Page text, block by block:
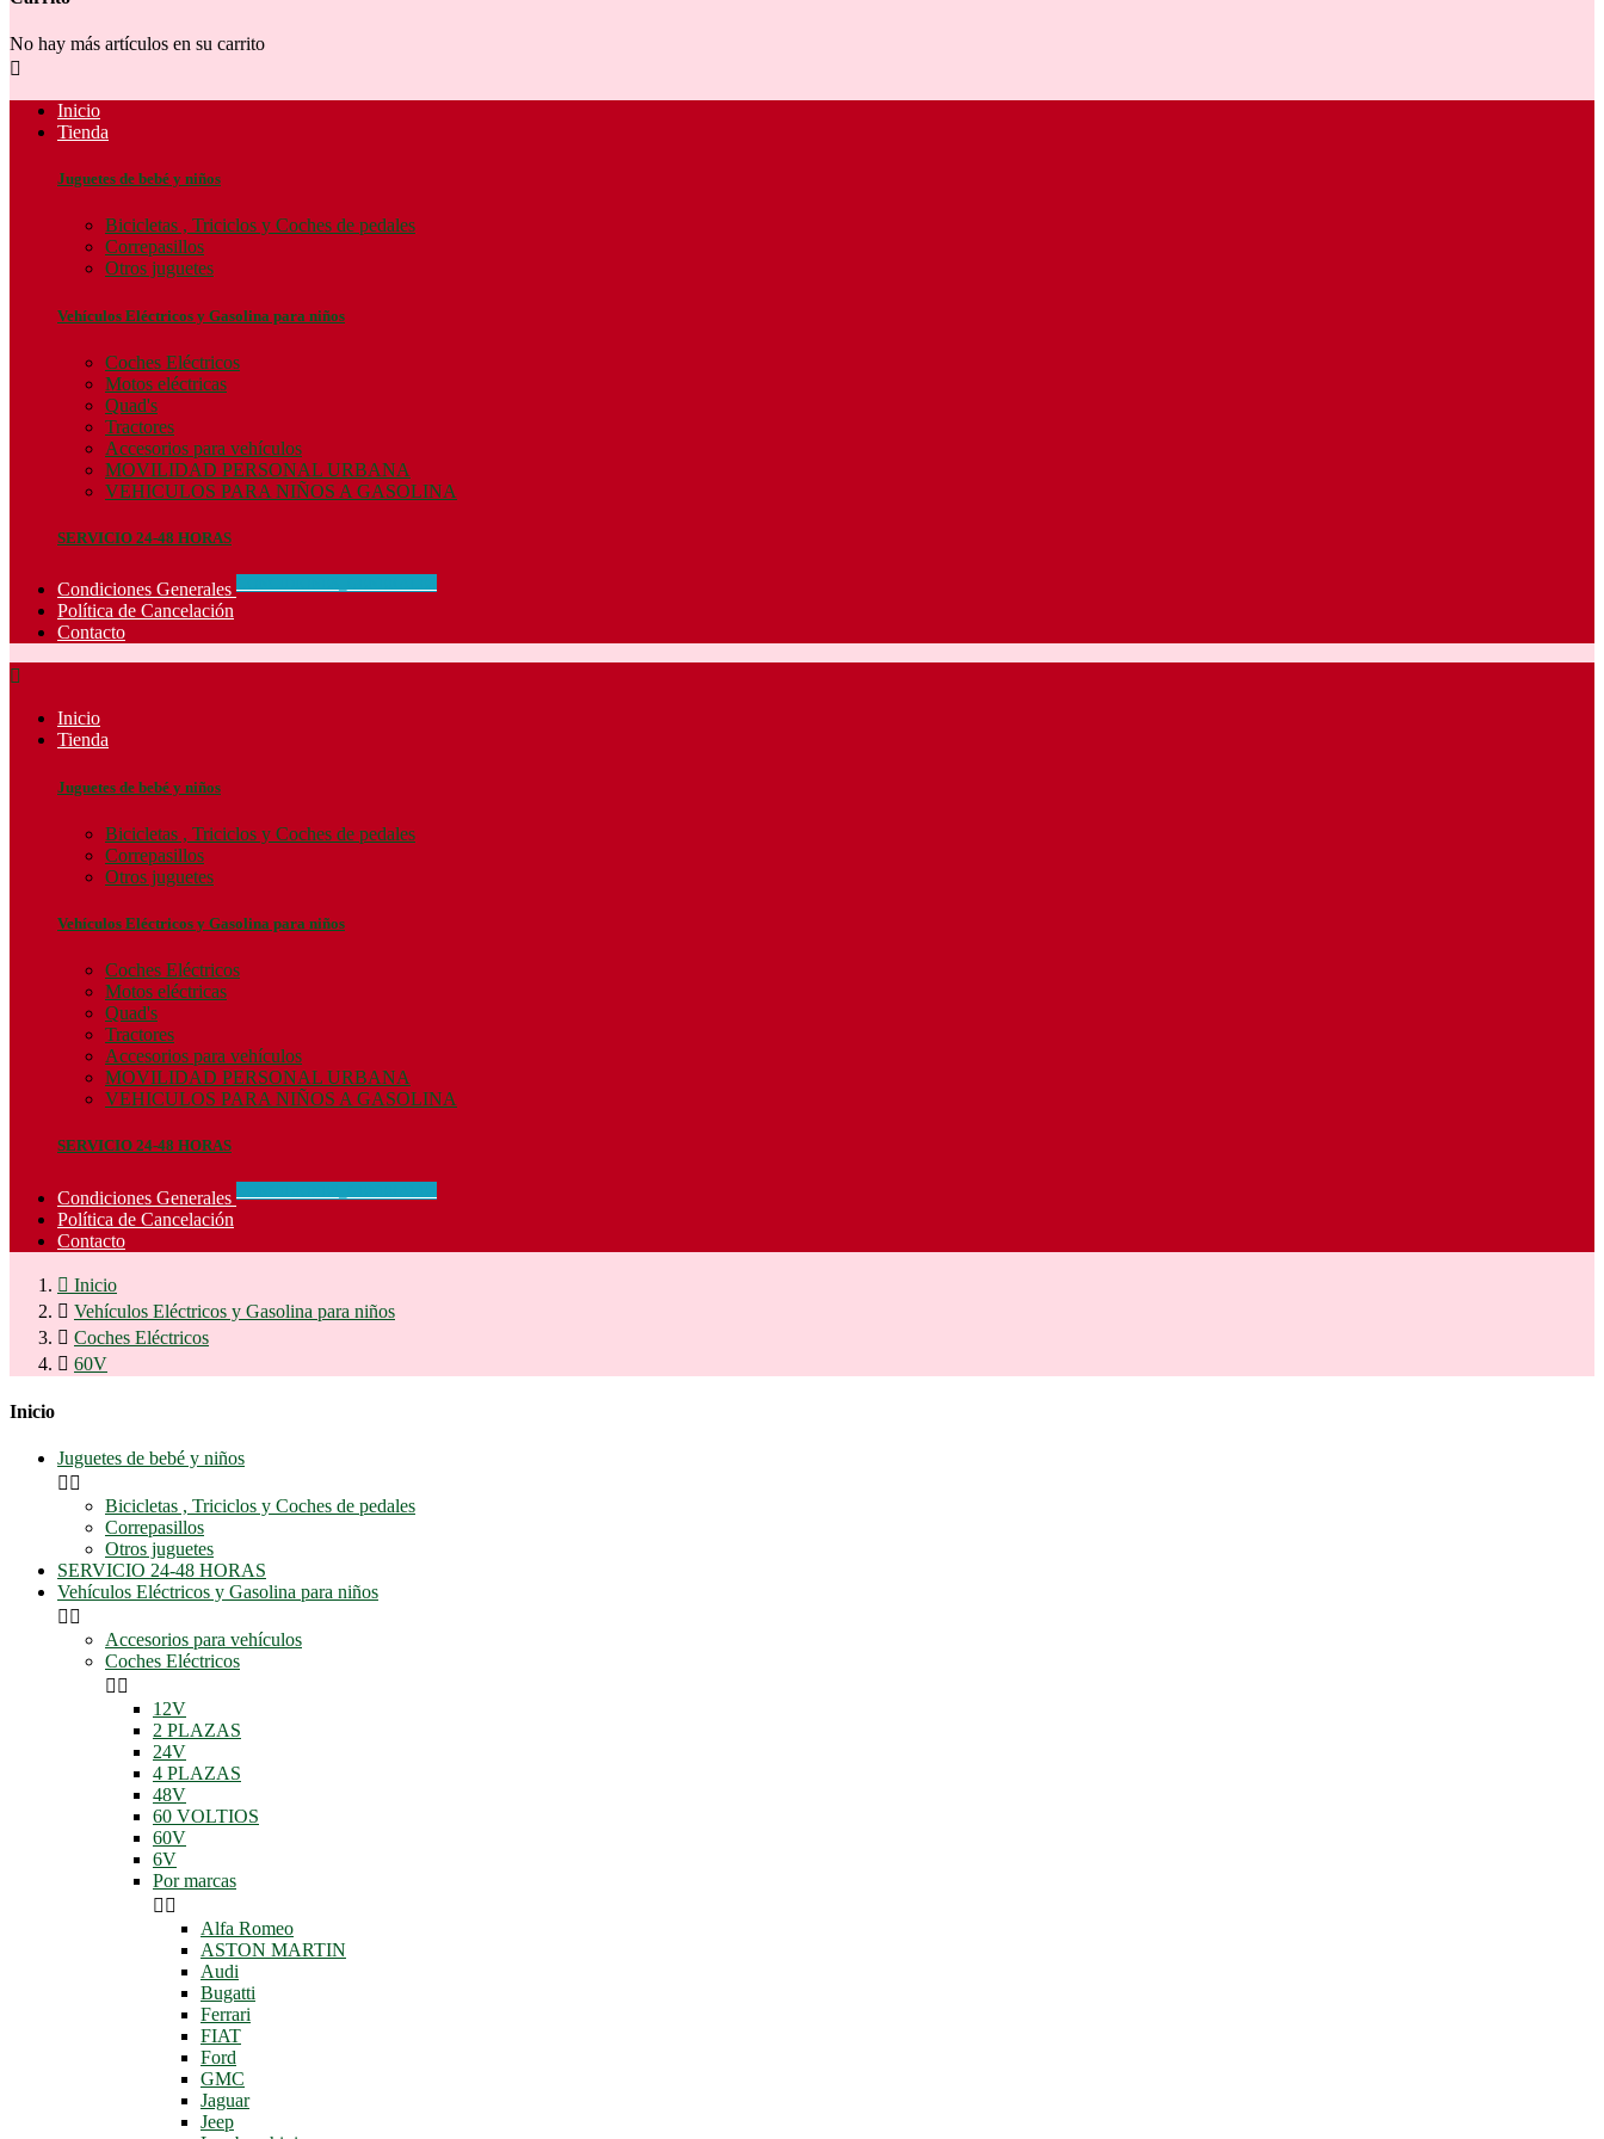
No hay más artículos en su carrito

Inicio
Tienda
Juguetes de bebé y niños
Bicicletas , Triciclos y Coches de pedales
Correpasillos
Otros juguetes
Vehículos Eléctricos y Gasolina para niños
Coches Eléctricos
Motos eléctricas
Quad's
Tractores
Accesorios para vehículos
MOVILIDAD PERSONAL URBANA
VEHICULOS PARA NIÑOS A GASOLINA
SERVICIO 24-48 HORAS
Condiciones Generales
Política de Cancelación
Contacto

Inicio
Tienda
Juguetes de bebé y niños
Bicicletas , Triciclos y Coches de pedales
Correpasillos
Otros juguetes
Vehículos Eléctricos y Gasolina para niños
Coches Eléctricos
Motos eléctricas
Quad's
Tractores
Accesorios para vehículos
MOVILIDAD PERSONAL URBANA
VEHICULOS PARA NIÑOS A GASOLINA
SERVICIO 24-48 HORAS
Condiciones Generales
Política de Cancelación
Contacto
 Inicio
 Vehículos Eléctricos y Gasolina para niños
 Coches Eléctricos
 60V
Inicio
Juguetes de bebé y niños
 
Bicicletas , Triciclos y Coches de pedales
Correpasillos
Otros juguetes
SERVICIO 24-48 HORAS
Vehículos Eléctricos y Gasolina para niños
 
Accesorios para vehículos
Coches Eléctricos
 
12V
2 PLAZAS
24V
4 PLAZAS
48V
60 VOLTIOS
60V
6V
Por marcas
 
Alfa Romeo
ASTON MARTIN
Audi
Bugatti
Ferrari
FIAT
Ford
GMC
Jaguar
Jeep